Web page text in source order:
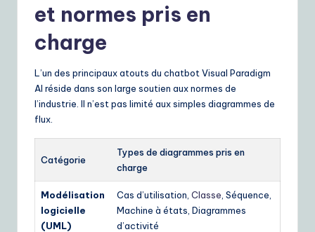
et normes pris en
charge
L’un des principaux atouts du chatbot Visual Paradigm
AI réside dans son large soutien aux normes de
l’industrie. Il n’est pas limité aux simples diagrammes de
flux.
Catégorie
Types de diagrammes pris en
charge
Modélisation
logicielle
(UML)
Cas d’utilisation, Classe , Séquence,
Machine à états, Diagrammes
d’activité